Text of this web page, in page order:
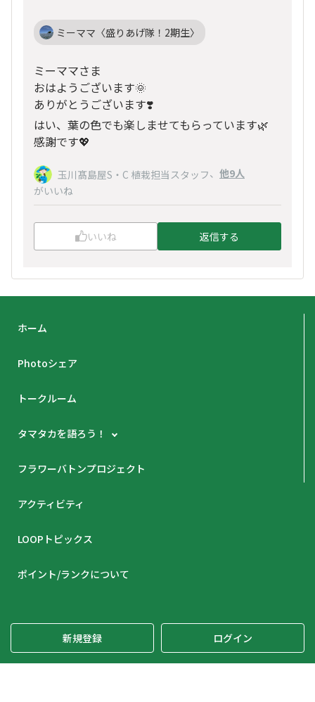
ミーママ〈盛りあげ隊！2期生〉
ミーママさま
おはようございます🌞
ありがとうございます❣️
はい、葉の色でも楽しませてもらっています🌿
感謝です💖
玉川髙島屋S・C 植栽担当スタッフ、 他9人
がいいね
いいね 返信する
ホーム
Photoシェア
トークルーム
タマタカを語ろう！
フラワーバトンプロジェクト
アクティビティ
LOOPトピックス
ポイント/ランクについて
新規登録 ログイン